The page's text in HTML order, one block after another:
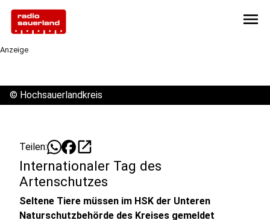
menu
Anzeige
© Hochsauerlandkreis
Teilen: open_in_new
Internationaler Tag des
Artenschutzes
Seltene Tiere müssen im HSK der Unteren
Naturschutzbehörde des Kreises gemeldet